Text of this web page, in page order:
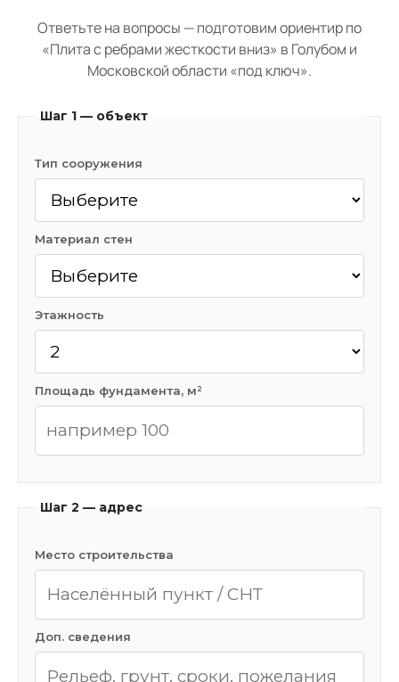
Ответьте на вопросы — подготовим ориентир по
«Плита с ребрами жесткости вниз» в Голубом и
Московской области «под ключ».
Шаг 1 — объект
Тип сооружения
Материал стен
Этажность
Площадь фундамента, м²
Шаг 2 — адрес
Место строительства
Доп. сведения